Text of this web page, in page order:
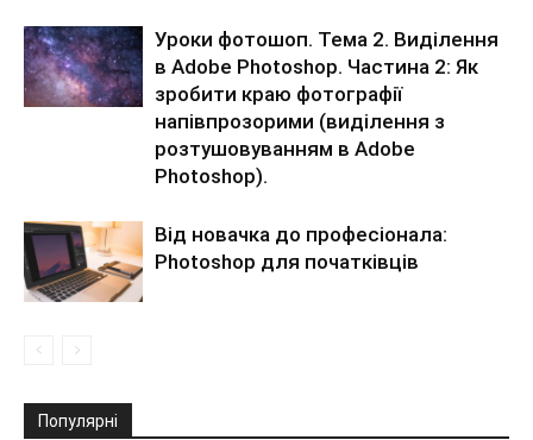
Уроки фотошоп. Тема 2. Виділення
в Adobe Photoshop. Частина 2: Як
зробити краю фотографії
напівпрозорими (виділення з
розтушовуванням в Adobe
Photoshop).
Від новачка до професіонала:
Photoshop для початківців
Популярні